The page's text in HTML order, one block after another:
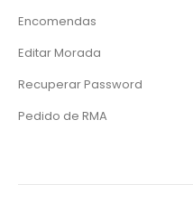
Encomendas
Editar Morada
Recuperar Password
Pedido de RMA